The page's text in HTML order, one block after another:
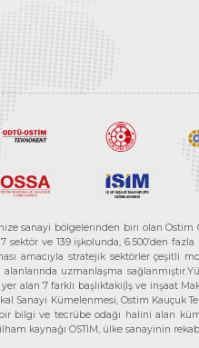
sanayi bölgelerinden biri olan
ve 139 işkolunda, 6.500’den
amacıyla stratejik sektörler çeşitli
uzmanlaşma
alan 7 farklı başlıktaki(İş ve inşaat
Sanayi Kümelenmesi, Ostim
bilgi ve tecrübe odağı halini alan
kaynağı OSTİM, ülke sanayinin